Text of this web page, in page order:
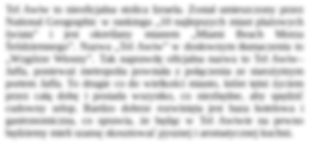
Tel Awiw to nieoficjalna stolica Izraela. Został umieszczony przez
National Geographic w rankingu „10 najlepszych miast plażowych
świata” i jest określany mianem „Miami Beach Morza
Śródziemnego”. Nazwa „Tel Awiw” w dosłownym tłumaczeniu to
„Wzgórze Wiosny”. Tak naprawdę oficjalna nazwa to Tel Awiw–
Jaffa, ponieważ metropolia powstała z połączenia ze starożytnym
portem Jaffa. To drugie co do wielkości miasto, które tętni życiem
przez całą dobę i posiada wszystko, co niezbędne, aby spędzić
cudowny urlop. Bardzo dobrze rozwinięta jest baza hotelowa i
gastronomiczna, co sprawia, że będąc w Tel Awiwie na pewno
będziemy mieli szansę skosztować pysznej i aromatycznej kuchni.